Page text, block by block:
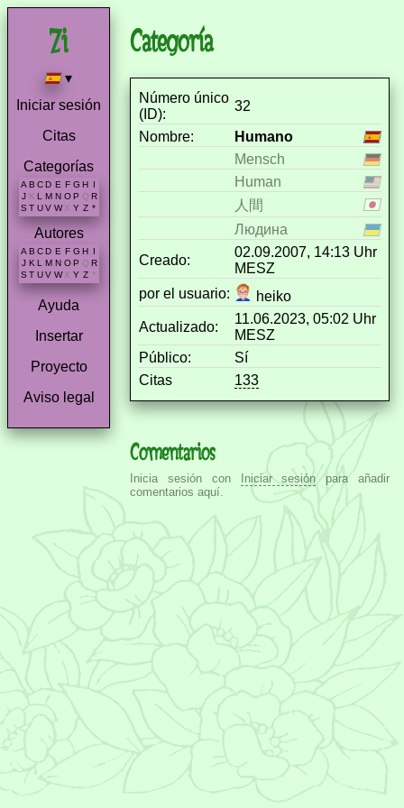
▾
Iniciar sesión
Citas
Categorías
A B C D E F G H I
J K L M N O P Q R
S T U V W X Y Z *
Autores
A B C D E F G H
J K L M N O P Q R
S T U V W X Y Z *
Ayuda
Insertar
Proyecto
Aviso legal
Categoría
Número único
(ID):
32
Nombre:
Humano
Mensch
Human
人間
Людина
Creado:
02.09.2007, 14:13 Uhr
MESZ
por el usuario:
heiko
Actualizado:
11.06.2023, 05:02 Uhr
MESZ
Público:
Sí
Citas
133
Comentarios
Inicia sesión con Iniciar sesiónpara añadir
comentarios aquí.